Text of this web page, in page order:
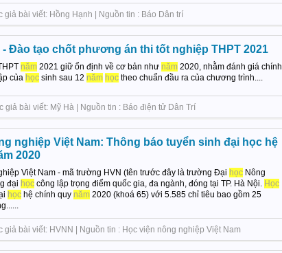
bài viết: Hồng Hạnh | Nguồn tin : Báo Dân trí
- Đào tạo chốt phương án thi tốt nghiệp THPT 2021
năm 2021 giữ ổn định về cơ bản như năm 2020, nhằm đánh giá chính
của họcsinh sau 12 năm họctheo chuẩn đầu ra của chương trình....
bài viết: Mỹ Hà | Nguồn tin : Báo điện tử Dân Trí
nghiệp Việt Nam: Thông báo tuyển sinh đại học hệ
2020
Việt Nam - mã trường HVN (tên trước đây là trường Đại họcNông
đại họccông lập trọng điểm quốc gia, đa ngành, đóng tại TP. Hà Nội. Học
họchệ chính quy năm 2020 (khoá 65) với 5.585 chỉ tiêu bao gồm 25
bài viết: HVNN | Nguồn tin : Học viện nông nghiệp Việt Nam